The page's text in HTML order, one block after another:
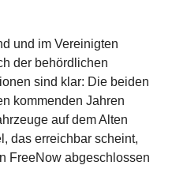
und im Vereinigten
der behördlichen
sind klar: Die beiden
kommenden Jahren
auf dem Alten
das erreichbar scheint,
FreeNow abgeschlossen